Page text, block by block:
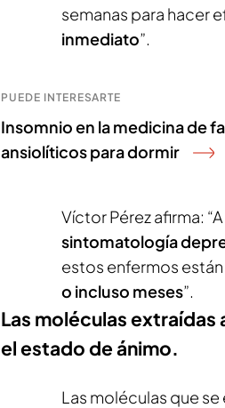
semanas para hacer
inmediato”.
PUEDE INTERESARTE
Insomnio en la medicina de
ansiolíticos para dormir
Víctor Pérez afirma:
sintomatología
estos enfermos
o incluso meses”.
Las moléculas
el estado de ánimo.
Las moléculas que